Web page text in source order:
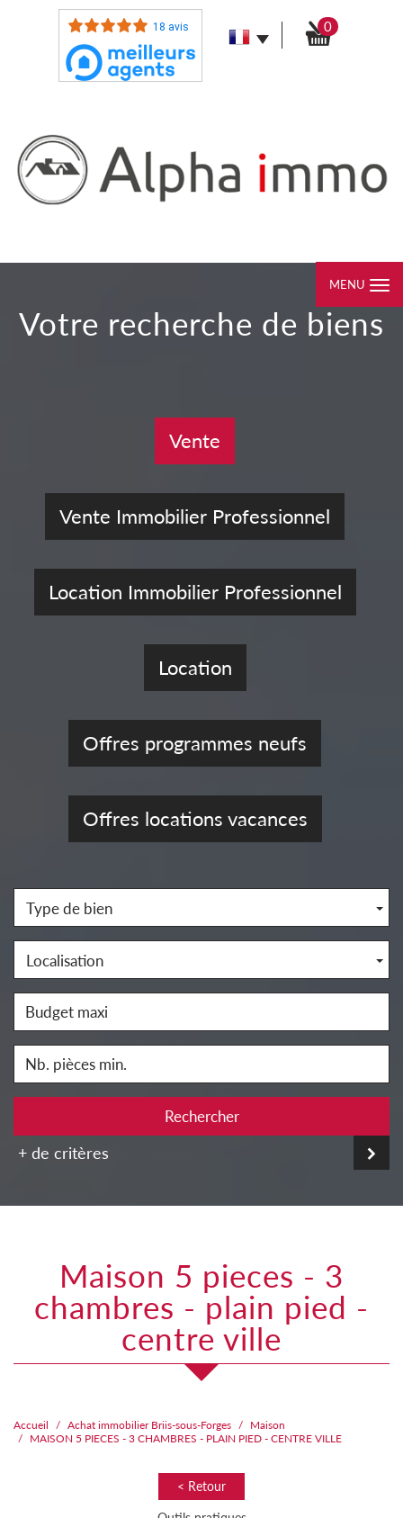
18 avis 0
MENU
votre recherche de biens
Vente
Vente Immobilier Professionnel
Location Immobilier Professionnel
Location
Offres programmes neufs
Offres locations vacances
Type de bien
Localisation
Rechercher
+ de critères
maison 5 pieces - 3
chambres - plain pied -
centre ville
Accueil Achat immobilier Briis-sous-Forges
Maison
MAISON 5 PIECES - 3 CHAMBRES - PLAIN PIED - CENTRE VILLE
< Retour